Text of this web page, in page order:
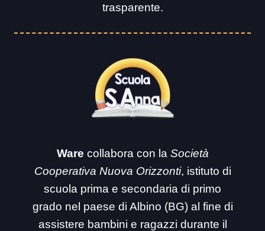
trasparente.
Ware collabora con la Società
Cooperativa Nuova Orizzonti, istituto di
scuola prima e secondaria di primo
grado nel paese di Albino (BG) al fine di
assistere bambini e ragazzi durante il